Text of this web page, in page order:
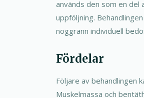
används den som en del
uppföljning.
noggrann individuell
Fördelar
Följare av behandlingen
Muskelmassa och